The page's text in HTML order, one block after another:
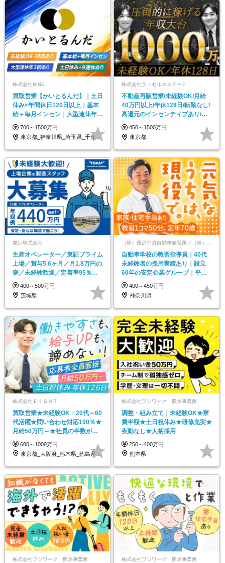
株式会社NINE
買取営業【かいとるんだ】｜⼟⽇
休み×年間休⽇120⽇以上｜基本
給＋毎⽉インセン｜⼤型連休年3
回（9連休あり）
700～1500万円
東京都_神奈川県_埼玉県_千葉県_愛知県…
株式会社ラッセルエステート
不動産再販営業/未経験OK/月給
40万円以上/年休128日/転勤なし/
高還元のインセンティブあり/社
宅あり
450～1500万円
東京都
東レ株式会社
生産オペレーター／東証プライム
上場／賞与5.6ヶ月／月1.8万円の
寮／未経験歓迎／定着率95％／
残業月5h程度
400～500万円
茨城県
自動車学校の教習指導員｜40代
未経験者の採用実績あり｜設立
60年の安定企業グループ｜平均
勤続年数17年
400～450万円
神奈川県
株式会社ＥＩＧＨＴ
買取営業★未経験OK・20代～60
代活躍★問い合わせ対応100％★
月給50万円～★社員の半数が月
収100万円～
600～1000万円
東京都_大阪府_栃木県_徳島県_福岡県
株式会社フジワーク 熊本事業所
調整・組み立て｜未経験OK★寮
費半額★土日祝休み★研修充実★
夜勤なし★人柄採用
250～400万円
熊本県
株式会社フジワーク 熊本事業所 株式会社フジワーク 熊本事業所